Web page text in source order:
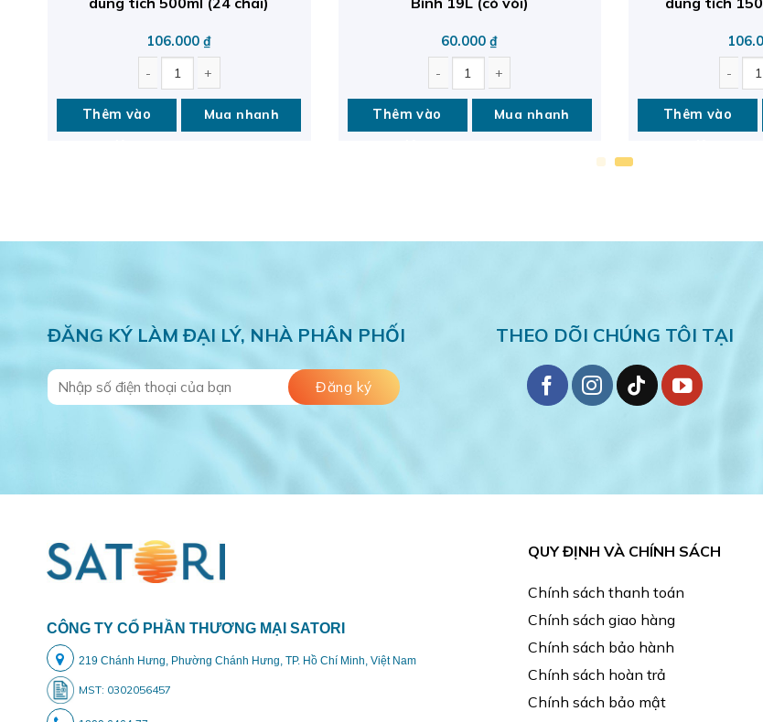
Thùng nước tinh
Thêm vào
60.000₫
Nước tinh khiết hoàn lưu khoáng - Bình 19L (có vòi)​ quantity
Thêm vào
Mua nhanh
106.000₫
Thùng nước tinh khiết Satori dung tích 500ml (24 chai) quantity
Thêm vào
Mua nhanh
tích 450ml (20 chai) quantity
ĐĂNG KÝ LÀM ĐẠI LÝ, NHÀ PHÂN PHỐI THEO DÕI CHÚNG TÔI TẠI
CÔNG TY CỔ PHẦN THƯƠNG MẠI SATORI
219 Chánh Hưng, Phường Chánh Hưng, TP. Hồ Chí Minh, Việt Nam
MST: 0302056457
QUY ĐỊNH VÀ CHÍNH SÁCH
Chính sách thanh toán
Chính sách giao hàng
Chính sách bảo hành
Chính sách hoàn trả
Chính sách bảo mật